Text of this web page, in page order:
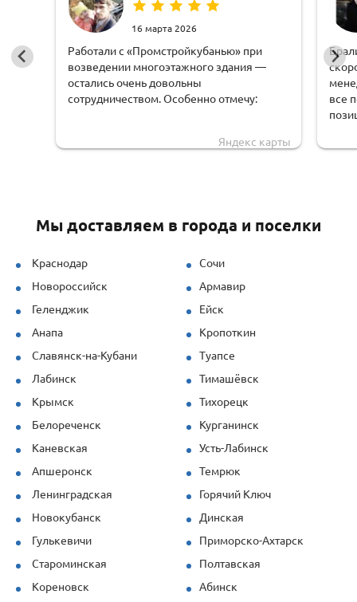
16 марта 2026
Работали с «Промстройкубанью» при
возведении многоэтажного здания —
остались очень довольны
сотрудничеством. Особенно отмечу:
специалисты быстро рассчитывали
Продукция (опалубка перекрытий и
стеновая) показала себя отлично даже
Яндекс карты
все
Мы доставляем в города и поселки
Краснодар
Сочи
Новороссийск
Армавир
Геленджик
Ейск
Анапа
Кропоткин
Славянск-на-Кубани
Туапсе
Лабинск
Тимашёвск
Крымск
Тихорецк
Белореченск
Курганинск
Каневская
Усть-Лабинск
Апшеронск
Темрюк
Ленинградская
Горячий Ключ
Новокубанск
Динская
Гулькевичи
Приморско-Ахтарск
Староминская
Полтавская
Кореновск
Абинск